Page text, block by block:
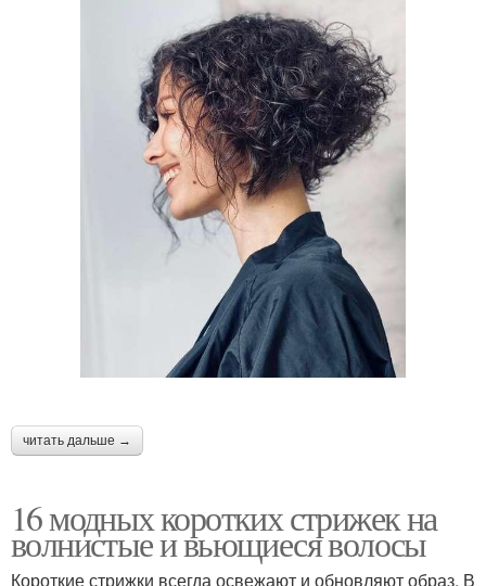
читать дальше →
16 модных коротких стрижек на
волнистые и вьющиеся волосы
Короткие стрижки всегда освежают и обновляют образ. В